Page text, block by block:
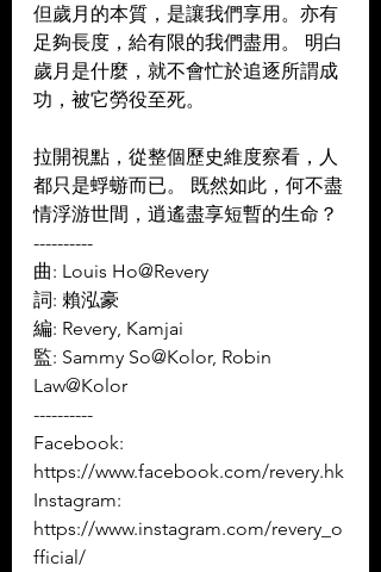
但歲月的本質，是讓我們享用。亦有
足夠長度，給有限的我們盡用。 明白
歲月是什麼，就不會忙於追逐所謂成
功，被它勞役至死。
拉開視點，從整個歷史維度察看，人
都只是蜉蝣而已。 既然如此，何不盡
情浮游世間，逍遙盡享短暫的生命？
----------
曲: Louis Ho@Revery
詞: 賴泓豪
編: Revery, Kamjai
監: Sammy So@Kolor, Robin
Law@Kolor
----------
Facebook:
https://www.facebook.com/revery.hk
Instagram:
https://www.instagram.com/revery_o
fficial/